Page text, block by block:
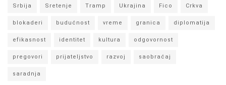
Srbija Sretenje Tramp Ukrajina Fico Crkva
blokaderi budućnost vreme granica diplomatija
efikasnost identitet kultura odgovornost
pregovori prijateljstvo razvoj saobraćaj
saradnja